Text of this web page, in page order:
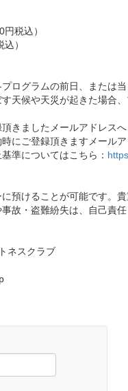
税込）
）
ログラムの前日、または
天候や天災が起きた場合
きましたメールアドレス
にご登録頂きますメール
準についてはこちら：
預けることが可能です。
故・盗難紛失は、自己責
ネスクラブ